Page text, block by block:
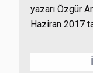
yazarı Özgür
Haziran 2017